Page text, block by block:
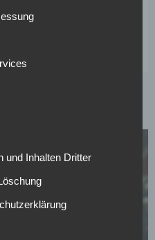
und Inhalten Dritter